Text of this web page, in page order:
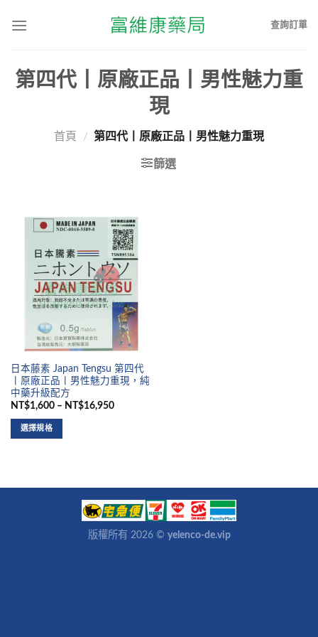
查詢訂單
第四代丨原廠正品丨男性魅力重
現
首頁 / 第四代丨原廠正品丨男性魅力重現
篩選
日本藤素 Japan Tengsu 第四代
丨原廠正品丨男性魅力重現，純
中藥升級配方
NT$1,600 – NT$16,950
選擇規格
版權所有 2026 © yelenco-de.vip